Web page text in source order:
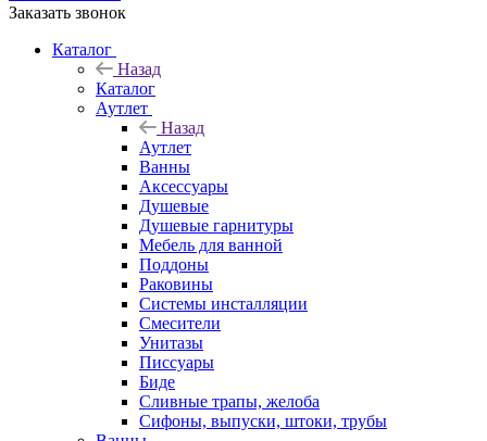
Заказать звонок
Каталог
Назад
Каталог
Аутлет
Назад
Аутлет
Ванны
Аксессуары
Душевые
Душевые гарнитуры
Мебель для ванной
Поддоны
Раковины
Системы инсталляции
Смесители
Унитазы
Писсуары
Биде
Сливные трапы, желоба
Сифоны, выпуски, штоки, трубы